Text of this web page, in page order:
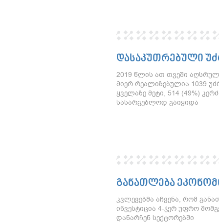
ᲓᲐᲡᲐᲙᲣᲗᲠᲔᲑᲣᲚᲘ
2019 წლის ათ თვეში
მიერ რეალიზებულია 1039
ყველაზე მეტი, 514 (49%)
სასარგებლოდ გაიყიდა
ᲒᲐᲜᲐᲗᲚᲔᲑᲐ
კვლევებმა აჩვენა, რომ
ინვესტიცია 4-ჯერ უფრო
დანარჩენ სექტორებში